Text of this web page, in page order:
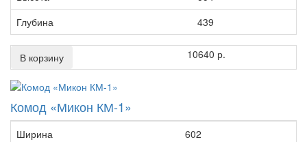
Глубина
439
В корзину 10640 р.
Комод «Микон КМ-1»
Ширина
602